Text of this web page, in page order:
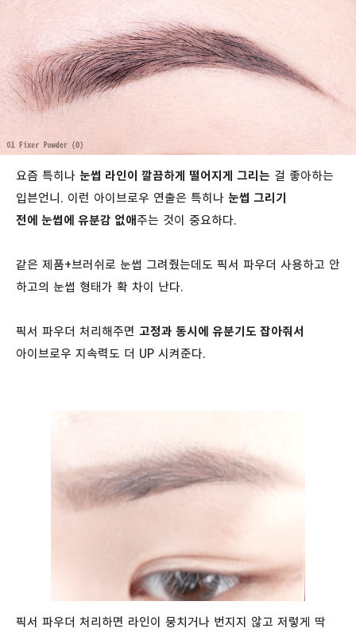
요즘 특히나 눈썹 라인이 깔끔하게 떨어지게 그리는 걸 좋아하는
입븐언니. 이런 아이브로우 연출은 특히나 눈썹 그리기
전에 눈썹에 유분감 없애 주는 것이 중요하다.
같은 제품+브러쉬로 눈썹 그려줬는데도 픽서 파우더 사용하고 안
하고의 눈썹 형태가 확 차이 난다.
픽서 파우더 처리해주면 고정과 동시에 유분기도 잡아줘서
아이브로우 지속력도 더 UP 시켜준다.
픽서 파우더 처리하면 라인이 뭉치거나 번지지 않고 저렇게 딱